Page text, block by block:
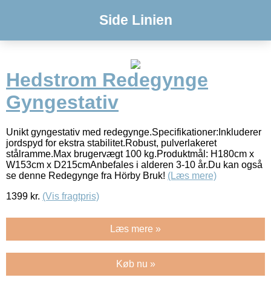
Side Linien
Hedstrom Redegynge
Gyngestativ
Unikt gyngestativ med redegynge.Specifikationer:Inkluderer
jordspyd for ekstra stabilitet.Robust, pulverlakeret
stålramme.Max brugervægt 100 kg.Produktmål: H180cm x
W153cm x D215cmAnbefales i alderen 3-10 år.Du kan også
se denne Redegynge fra Hörby Bruk! (Læs mere)
1399 kr. (Vis fragtpris)
Læs mere »
Køb nu »